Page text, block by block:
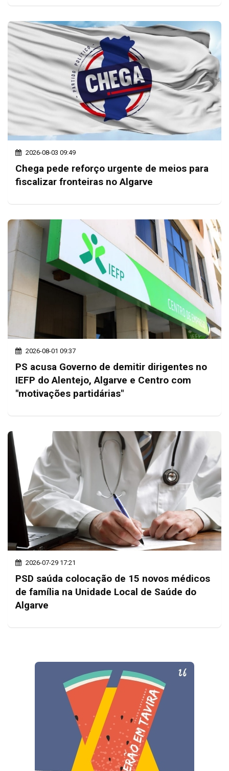
2026-08-03 09:49
Chega pede reforço urgente de meios para
fiscalizar fronteiras no Algarve
2026-08-01 09:37
PS acusa Governo de demitir dirigentes no
IEFP do Alentejo, Algarve e Centro com
"motivações partidárias"
2026-07-29 17:21
PSD saúda colocação de 15 novos médicos
de família na Unidade Local de Saúde do
Algarve